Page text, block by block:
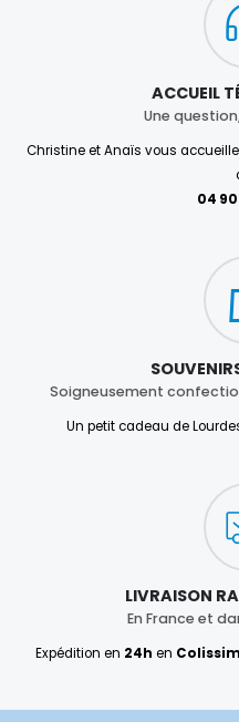
ACCUEIL
Une
Christine et Anaïs vous
04 90
Soigneusement
Un petit cadeau de
LIVRAISON
En France et
Expédition en 24h en